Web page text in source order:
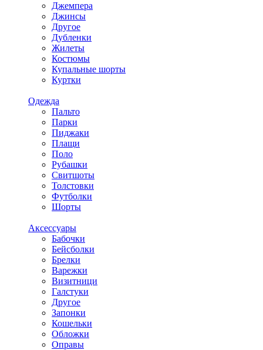
Джемпера
Джинсы
Другое
Дубленки
Жилеты
Костюмы
Купальные шорты
Куртки
Одежда
Пальто
Парки
Пиджаки
Плащи
Поло
Рубашки
Свитшоты
Толстовки
Футболки
Шорты
Аксессуары
Бабочки
Бейсболки
Брелки
Варежки
Визитници
Галстуки
Другое
Запонки
Кошельки
Обложки
Оправы